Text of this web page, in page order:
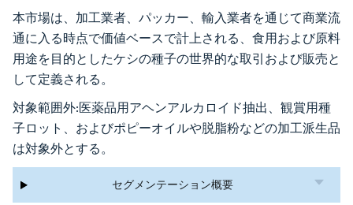
本市場は、加工業者、パッカー、輸入業者を通じて商業流
通に入る時点で価値ベースで計上される、食用および原料
用途を目的としたケシの種子の世界的な取引および販売と
して定義される。
対象範囲外:医薬品用アヘンアルカロイド抽出、観賞用種
子ロット、およびポピーオイルや脱脂粉などの加工派生品
は対象外とする。
セグメンテーション概要